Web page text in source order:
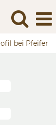
bei Pfeifer